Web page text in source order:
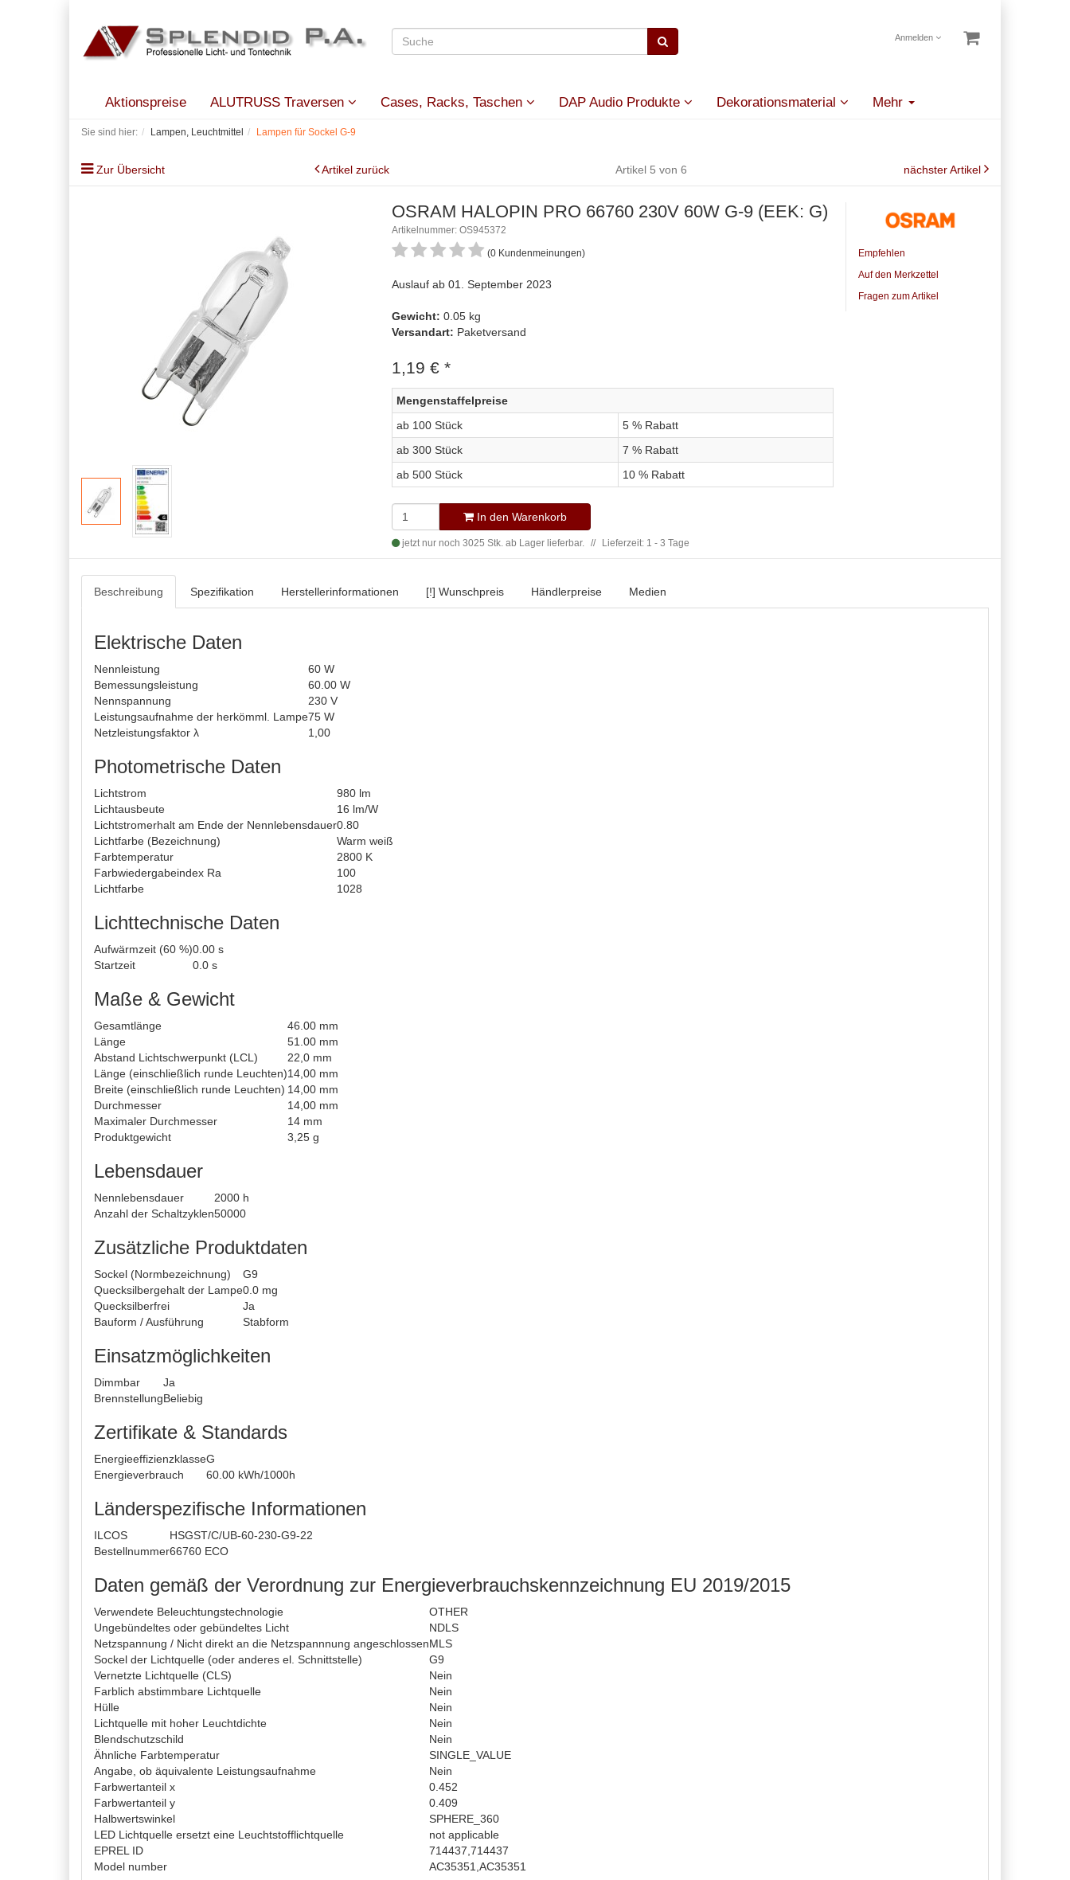
Anmelden
Aktionspreise ALUTRUSS Traversen Cases, Racks, Taschen DAP Audio Produkte Dekorationsmaterial Mehr
Sie sind hier: Lampen, Leuchtmittel Lampen für Sockel G-9
Zur Übersicht Artikel zurück Artikel 5 von 6 nächster Artikel
OSRAM HALOPIN PRO 66760 230V 60W G-9 (EEK: G)
Artikelnummer: OS945372
(0 Kundenmeinungen)
Auslauf ab 01. September 2023
Gewicht: 0.05 kg
Versandart: Paketversand
1,19 € *
Mengenstaffelpreise
ab 100 Stück
5 % Rabatt
ab 300 Stück
7 % Rabatt
ab 500 Stück
10 % Rabatt
In den Warenkorb
jetzt nur noch 3025 Stk. ab Lager lieferbar. Lieferzeit: 1 - 3 Tage
Empfehlen
Auf den Merkzettel
Fragen zum Artikel
Beschreibung Spezifikation Herstellerinformationen [!] Wunschpreis Händlerpreise Medien
Elektrische Daten
Nennleistung
60 W
Bemessungsleistung
60.00 W
Nennspannung
230 V
Leistungsaufnahme der herkömml. Lampe75 W
Netzleistungsfaktor λ
1,00
Photometrische Daten
Lichtstrom
980 lm
Lichtausbeute
16 lm/W
Lichtstromerhalt am Ende der Nennlebensdauer0.80
Lichtfarbe (Bezeichnung)
Warm weiß
Farbtemperatur
2800 K
Farbwiedergabeindex Ra
100
Lichtfarbe
1028
Lichttechnische Daten
Aufwärmzeit (60 %)0.00 s
Startzeit
0.0 s
Maße & Gewicht
Gesamtlänge
46.00 mm
Länge
51.00 mm
Abstand Lichtschwerpunkt (LCL)
22,0 mm
Länge (einschließlich runde Leuchten)14,00 mm
Breite (einschließlich runde Leuchten) 14,00 mm
Durchmesser
14,00 mm
Maximaler Durchmesser
14 mm
Produktgewicht
3,25 g
Lebensdauer
Nennlebensdauer
2000 h
Anzahl der Schaltzyklen50000
Zusätzliche Produktdaten
Sockel (Normbezeichnung)
G9
Quecksilbergehalt der Lampe0.0 mg
Quecksilberfrei
Ja
Bauform / Ausführung
Stabform
Einsatzmöglichkeiten
Dimmbar
Ja
BrennstellungBeliebig
Zertifikate & Standards
EnergieeffizienzklasseG
Energieverbrauch
60.00 kWh/1000h
Länderspezifische Informationen
ILCOS
HSGST/C/UB-60-230-G9-22
Bestellnummer66760 ECO
Daten gemäß der Verordnung zur Energieverbrauchskennzeichnung EU 2019/2015
Verwendete Beleuchtungstechnologie
OTHER
Ungebündeltes oder gebündeltes Licht
NDLS
Netzspannung / Nicht direkt an die Netzspannnung angeschlossenMLS
Sockel der Lichtquelle (oder anderes el. Schnittstelle)
G9
Vernetzte Lichtquelle (CLS)
Nein
Farblich abstimmbare Lichtquelle
Nein
Hülle
Nein
Lichtquelle mit hoher Leuchtdichte
Nein
Blendschutzschild
Nein
Ähnliche Farbtempe­ratur
SINGLE_VALUE
Angabe, ob äquivalente Leistungsaufnahme
Nein
Farbwertanteil x
0.452
Farbwertanteil y
0.409
Halbwertswinkel
SPHERE_360
LED Lichtquelle ersetzt eine Leuchtstofflichtquelle
not applicable
EPREL ID
714437,714437
Model number
AC35351,AC35351